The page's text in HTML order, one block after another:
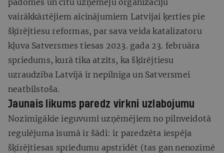
vairākkārtējiem aicinājumiem Latvijai ķerties pie
šķīrējtiesu reformas, par sava veida katalizatoru
kļuva Satversmes tiesas 2023. gada 23. februāra
spriedums, kurā tika atzīts, ka šķīrējtiesu
uzraudzība Latvijā ir nepilnīga un Satversmei
neatbilstoša.
Jaunais likums paredz virkni uzlabojumu
Nozīmīgākie ieguvumi uzņēmējiem no pilnveidotā
regulējuma īsumā ir šādi: ir paredzēta iespēja
šķīrējtiesas spriedumu apstrīdēt (tas gan nenozīmē